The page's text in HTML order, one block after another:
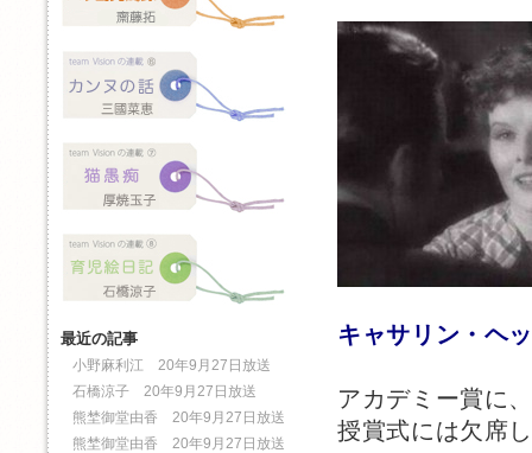
キャサリン・ヘ
アカデミー賞に
授賞式には欠席
最近の記事
小野麻利江 20年9月27日放送
石橋涼子 20年9月27日放送
熊埜御堂由香 20年9月27日放送
熊埜御堂由香 20年9月27日放送